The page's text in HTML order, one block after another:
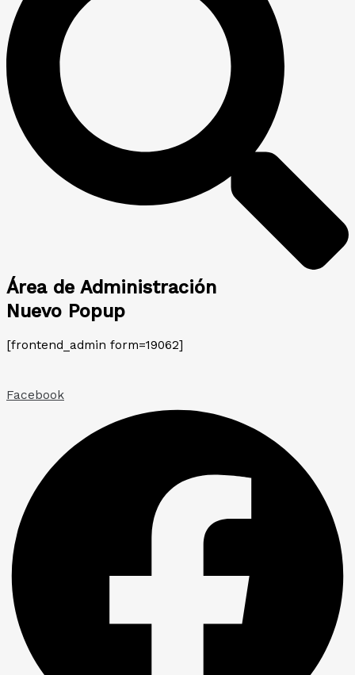
Área de Administración
Nuevo Popup
[frontend_admin form=19062]
Facebook